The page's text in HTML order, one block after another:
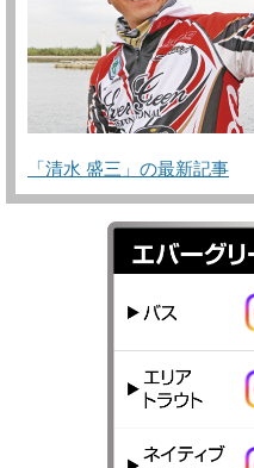
「清水 盛三」の最新記事